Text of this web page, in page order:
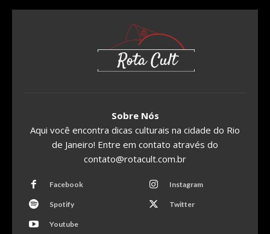
Sobre Nós
Aqui você encontra dicas culturais na cidade do Rio
de Janeiro! Entre em contato através do
contato@rotacult.com.br
Facebook Instagram
Spotify Twitter
Youtube